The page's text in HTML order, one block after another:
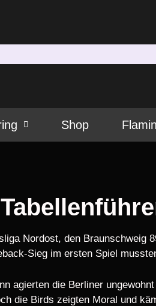
Shop
Nordost, den Braunschweig
Sieg im ersten Spiel
agierten die Berliner
die Birds zeigten Moral und